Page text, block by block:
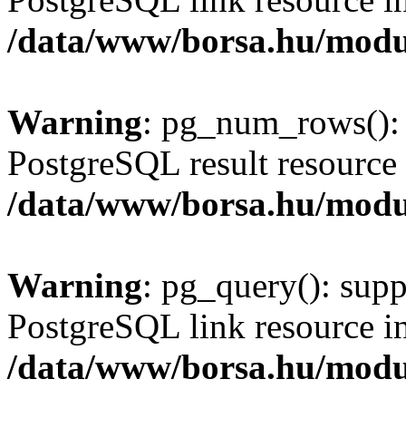
/data/www/borsa.hu/
Warning:
PostgreSQL result
/data/www/borsa.hu/
Warning: pg_query():
PostgreSQL link resource
/data/www/borsa.hu/